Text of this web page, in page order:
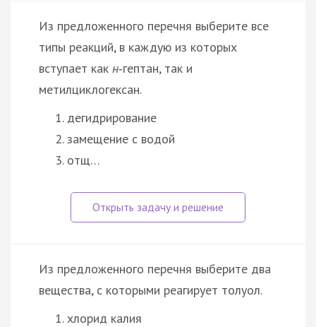
Из предложенного перечня выберите все
типы реакций, в каждую из которых
вступает как н‑гептан, так и
метилциклогексан.
дегидрирование
замещение с водой
отщ…
Из предложенного перечня выберите два
вещества, с которыми реагирует толуол.
хлорид калия